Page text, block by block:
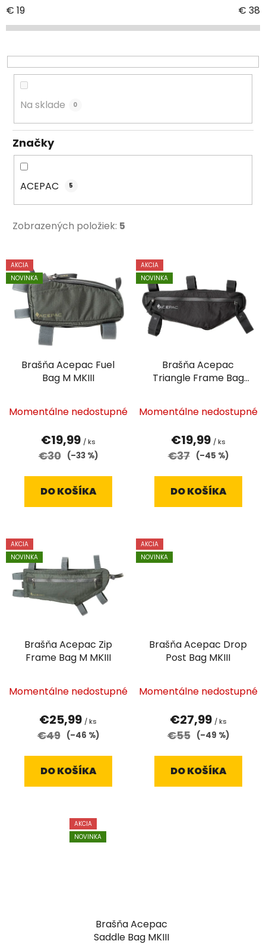
i
e
r
o
o
€ 19 € 38
Na sklade 0
Značky
ACEPAC 5
Zobrazených položiek: 5
V
ý
p
k
AKCIA
NOVINKA
Brašňa Acepac Fuel
Bag M MKIII
Momentálne nedostupné
€19,99 / ks
€30 (–33 %)
DO KOŠÍKA
AKCIA
NOVINKA
Brašňa Acepac
Triangle Frame Bag
Momentálne nedostupné
€19,99 / ks
€37 (–45 %)
DO KOŠÍKA
AKCIA
NOVINKA
Brašňa Acepac Zip
Frame Bag M MKIII
Momentálne nedostupné
€25,99 / ks
€49 (–46 %)
DO KOŠÍKA
AKCIA
NOVINKA
Brašňa Acepac Drop
Post Bag MKIII
Momentálne nedostupné
€27,99 / ks
€55 (–49 %)
DO KOŠÍKA
AKCIA
NOVINKA
Brašňa Acepac
Saddle Bag MKIII